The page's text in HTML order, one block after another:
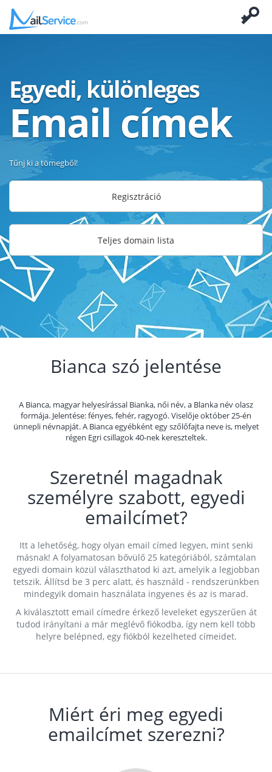
Egyedi, különleges
Email címek
Tűnj ki a tömegből!
Regisztráció
Teljes domain lista
Bianca szó jelentése
A Bianca, magyar helyesírással Bianka, női név, a Blanka név olasz
formája. Jelentése: fényes, fehér, ragyogó. Viselője október 25-én
ünnepli névnapját. A Bianca egyébként egy szőlőfajta neve is, melyet
régen Egri csillagok 40-nek kereszteltek.
Szeretnél magadnak
személyre szabott, egyedi
emailcímet?
Itt a lehetőség, hogy olyan email címed legyen, mint senki
másnak! A folyamatosan bővülő 25 kategóriából, számtalan
egyedi domain közül választhatod ki azt, amelyik a legjobban
tetszik. Állítsd be 3 perc alatt, és használd - rendszerünkben
mindegyik domain használata ingyenes és az is marad.
A kiválasztott email címedre érkező leveleket egyszerűen át
tudod irányítani a már meglévő fiókodba, így nem kell több
helyre belépned, egy fiókból kezelheted címeidet.
Miért éri meg egyedi
emailcímet szerezni?